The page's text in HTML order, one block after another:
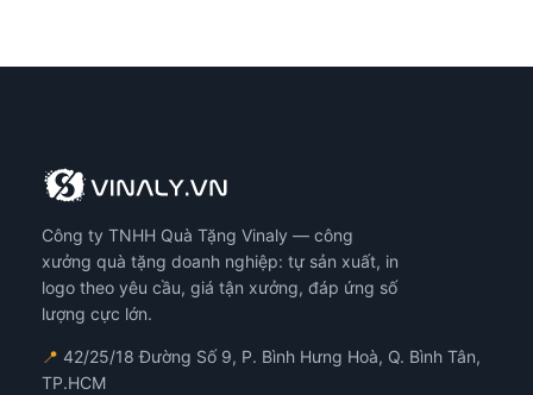
Công ty TNHH Quà Tặng Vinaly — công
xưởng quà tặng doanh nghiệp: tự sản xuất, in
logo theo yêu cầu, giá tận xưởng, đáp ứng số
lượng cực lớn.
📍 42/25/18 Đường Số 9, P. Bình Hưng Hoà, Q. Bình Tân,
TP.HCM